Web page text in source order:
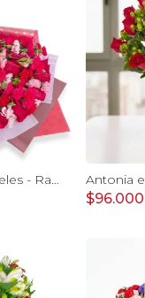
Ramo de Miniclaveles - Ramo de flores extendido con miniclaveles y rosas rojas
$96.000